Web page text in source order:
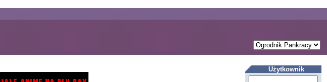
Użytkownik